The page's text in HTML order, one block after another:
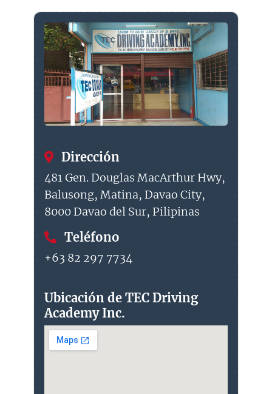
Dirección
481 Gen. Douglas MacArthur Hwy,
Balusong, Matina, Davao City,
8000 Davao del Sur, Pilipinas
Teléfono
+63 82 297 7734
Ubicación de TEC Driving
Academy Inc.